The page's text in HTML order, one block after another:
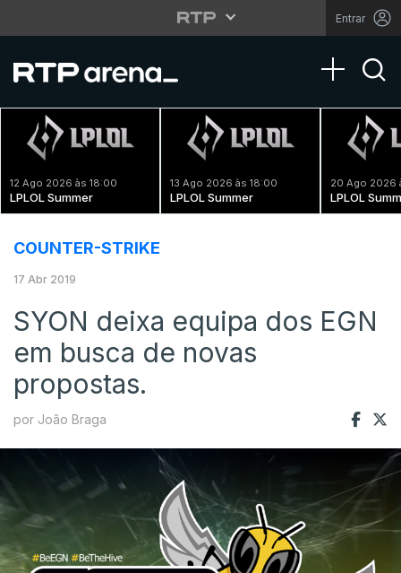
Entrar
Toggle
12 Ago 2026 às 18:00
LPLOL Summer
13 Ago 2026 às 18:00
LPLOL Summer
20 Ago 2026
LPLOL
COUNTER-STRIKE
17 Abr 2019
SYON deixa equipa dos EGN
em busca de novas
propostas.
por João Braga